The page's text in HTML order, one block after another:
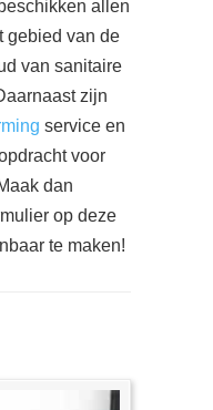
allen
gebied van de
van sanitaire
zijn
service en
voor
dan
op deze
te maken!